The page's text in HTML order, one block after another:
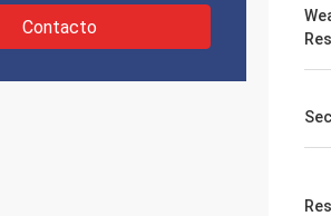
Contacto